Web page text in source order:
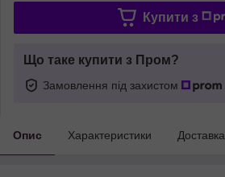
Купити з
Що таке купити з Пром?
Замовлення під захистом
Опис Характеристики Доставка